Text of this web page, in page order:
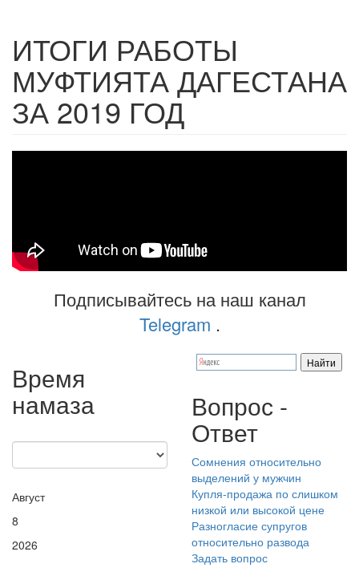
ИТОГИ РАБОТЫ
МУФТИЯТА ДАГЕСТАНА
ЗА 2019 ГОД
Подписывайтесь на наш канал
Telegram .
Время
намаза
Август
8
2026
Вопрос -
Ответ
Сомнения относительно
выделений у мужчин
Купля-продажа по слишком
низкой или высокой цене
Разногласие супругов
относительно развода
Задать вопрос